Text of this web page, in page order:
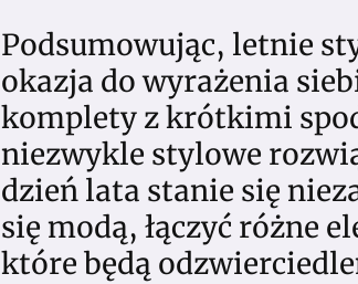
Podsumowując, letnie
okazja do wyrażenia
komplety z krótkimi
niezwykle stylowe
dzień lata stanie się
się modą, łączyć różne
które będą